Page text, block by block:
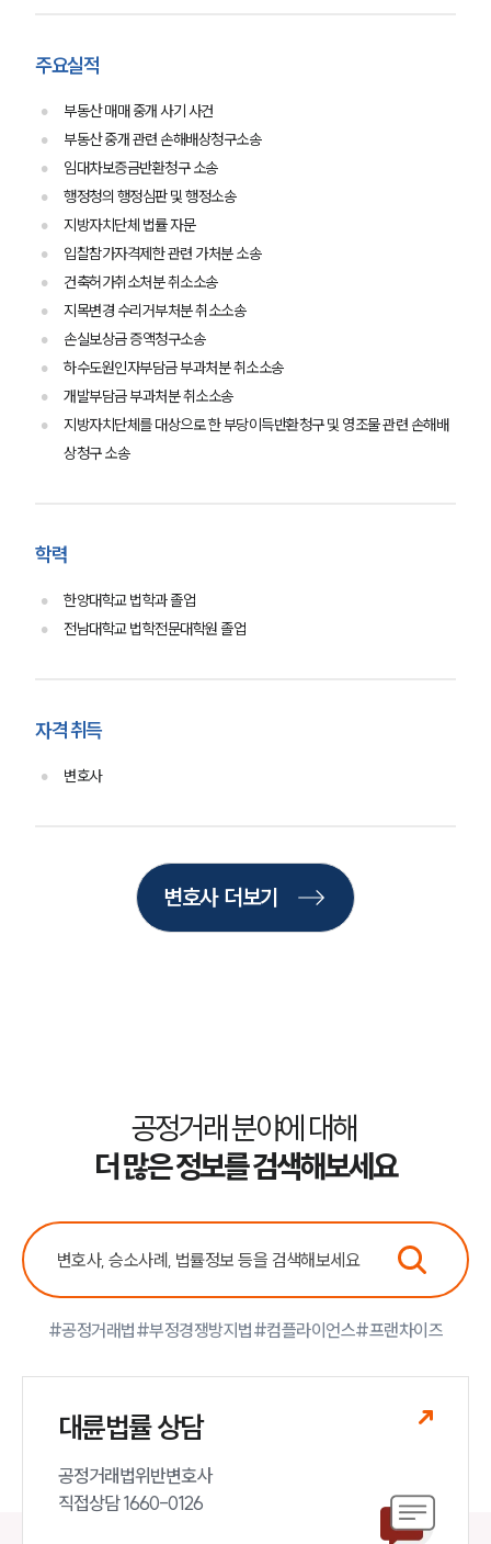
그룹소개
그룹소개
대륜의 강점
글로벌 파트너 로펌
고객의 소리
통합검색
AI대륜
주요 업무사례
사례분석/최신동향
법률지식인
주요실적
부동산 매매 중개 사기 사건
부동산 중개 관련 손해배상청구소송
임대차보증금반환청구 소송
행정청의 행정심판 및 행정소송
지방자치단체 법률 자문
입찰참가자격제한 관련 가처분 소송
건축허가취소처분 취소소송
지목변경 수리거부처분 취소소송
손실보상금 증액청구소송
하수도원인자부담금 부과처분 취소소송
개발부담금 부과처분 취소소송
지방자치단체를 대상으로 한 부당이득반환청구 및 영조물 관련 손해배
상청구 소송
학력
한양대학교 법학과 졸업
전남대학교 법학전문대학원 졸업
자격 취득
변호사
변호사 더보기
공정거래 분야에 대해
더 많은 정보를 검색해보세요
#공정거래법#부정경쟁방지법#컴플라이언스#프랜차이즈
대륜법률 상담
공정거래법위반변호사
직접상담 1660-0126